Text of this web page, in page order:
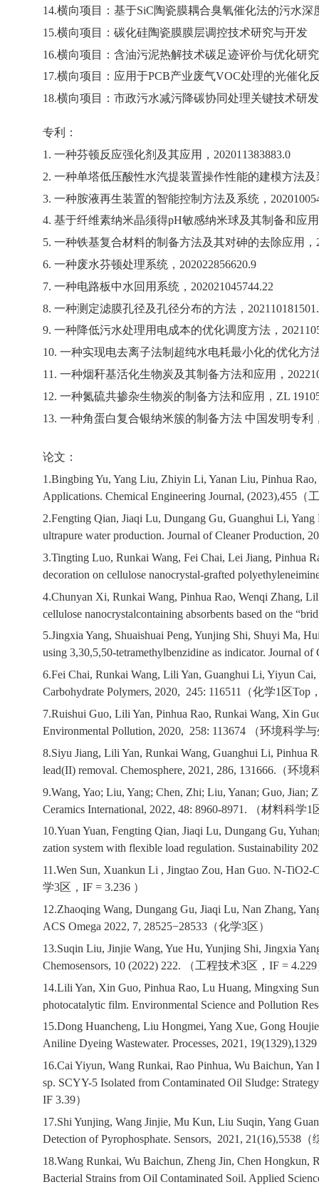
14.横向项目：基于SiC陶瓷膜耦合臭氧催化法的污水深
15.横向项目：碳化硅陶瓷膜膜层调控技术研究与开发
16.横向项目：含油污泥热解技术碳足迹评价与优化研究
17.横向项目：应用于PCB产业废气VOC处理的光催化
18.横向项目：市政污水减污降碳协同处理关键技术研发
专利：
1. 一种芬顿反应强化剂及其应用， 202011383883.0
2. 一种单塔低压酸性水汽提装置操作性能的建模方法及
3. 一种胺液再生装置的智能控制方法及系统，
4. 基于纤维素纳米晶须得pH敏感纳米球及其制备和应
5. 一种铁基复合材料的制备方法及其对砷的去除应用，
6. 一种废水芬顿处理系统， 202022856620.9
7. 一种电路板中水回用系统， 202021045744.22
8. 一种测定滤膜孔径及孔径分布的方法，
9. 一种降低污水处理用电成本的优化调度方法，
10. 一种实现电去离子法制超纯水电耗最小化的优化方
11. 一种烟秆基活化生物炭及其制备方法和应用，
12. 一种氮硫共掺杂生物炭的制备方法和应用， ZL
13. 一种角蛋白复合银纳米簇的制备方法 中国发明专利
论文：
1.Bingbing Yu, Yang Liu, Zhiyin Li, Yanan Liu, Pinhua
Applications. Chemical Engineering Journal, (2023),455 （
2.Fengting Qian, Jiaqi Lu, Dungang Gu, Guanghui Li,
ultrapure water production. Journal of Cleaner Production,
3.Tingting Luo, Runkai Wang, Fei Chai, Lei Jiang, Pinhua
decoration on cellulose nanocrystal-grafted
4.Chunyan Xi, Runkai Wang, Pinhua Rao, Wenqi Zhang,
cellulose nanocrystalcontaining absorbents based on the
5.Jingxia Yang, Shuaishuai Peng, Yunjing Shi, Shuyi Ma,
using 3,30,5,50-tetramethylbenzidine as indicator. Journal of
6.Fei Chai, Runkai Wang, Lili Yan, Guanghui Li, Yiyun
Carbohydrate Polymers, 2020, 245: 116511
（化学1 区Top
7.Ruishui Guo, Lili Yan, Pinhua Rao, Runkai Wang, Xin
Environmental Pollution, 2020, 258: 113674
（环境科学
8.Siyu Jiang, Lili Yan, Runkai Wang, Guanghui Li, Pinhua
lead(II) removal. Chemosphere, 2021, 286, 131666. （环境
9.Wang, Yao; Liu, Yang; Chen, Zhi; Liu, Yanan; Guo, Jian;
Ceramics International, 2022, 48: 8960-8971.
（材料科学1
10.Yuan Yuan, Fengting Qian, Jiaqi Lu, Dungang Gu,
zation system with flexible load regulation. Sustainability
11.Wen Sun, Xuankun Li , Jingtao Zou, Han Guo. N-TiO2-
学3区， IF = 3.236 ）
12.Zhaoqing Wang, Dungang Gu, Jiaqi Lu, Nan Zhang,
ACS Omega 2022, 7, 28525−28533 （化学3区）
13.Suqin Liu, Jinjie Wang, Yue Hu, Yunjing Shi, Jingxia
Chemosensors, 10 (2022) 222.
（工程技术3区， IF = 4.229
14.Lili Yan, Xin Guo, Pinhua Rao, Lu Huang, Mingxing
photocatalytic film. Environmental Science and Pollution
15.Dong Huancheng, Liu Hongmei, Yang Xue, Gong
Aniline Dyeing Wastewater. Processes, 2021, 19(1329),1329
16.Cai Yiyun, Wang Runkai, Rao Pinhua, Wu Baichun,
sp. SCYY-5 Isolated from Contaminated Oil Sludge:
IF 3.39）
17.Shi Yunjing, Wang Jinjie, Mu Kun, Liu Suqin, Yang
Detection of Pyrophosphate. Sensors, 2021, 21(16),5538
18.Wang Runkai, Wu Baichun, Zheng Jin, Chen Hongkun,
Bacterial Strains from Oil Contaminated Soil. Applied